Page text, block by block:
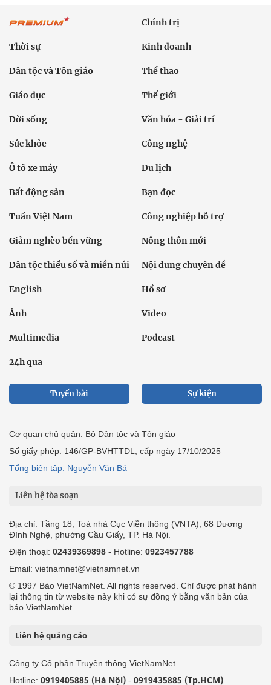
Chính trị
Thời sự Kinh doanh
Dân tộc và Tôn giáo Thể thao
Giáo dục Thế giới
Đời sống Văn hóa - Giải trí
Sức khỏe Công nghệ
Ô tô xe máy Du lịch
Bất động sản Bạn đọc
Tuần Việt Nam Công nghiệp hỗ trợ
Giảm nghèo bền vững Nông thôn mới
Dân tộc thiểu số và miền núi Nội dung chuyên đề
English Hồ sơ
Ảnh Video
Multimedia Podcast
24h qua
Tuyến bài Sự kiện
Cơ quan chủ quản: Bộ Dân tộc và Tôn giáo
Số giấy phép: 146/GP-BVHTTDL, cấp ngày 17/10/2025
Tổng biên tập: Nguyễn Văn Bá
Liên hệ tòa soạn
Địa chỉ: Tầng 18, Toà nhà Cục Viễn thông (VNTA), 68 Dương
Đình Nghệ, phường Cầu Giấy, TP. Hà Nội.
Điện thoại: 02439369898 - Hotline: 0923457788
Email: vietnamnet@vietnamnet.vn
© 1997 Báo VietNamNet. All rights reserved. Chỉ được phát hành
lại thông tin từ website này khi có sự đồng ý bằng văn bản của
báo VietNamNet.
Liên hệ quảng cáo
Công ty Cổ phần Truyền thông VietNamNet
Hotline: 0919405885 (Hà Nội) - 0919435885 (Tp.HCM)